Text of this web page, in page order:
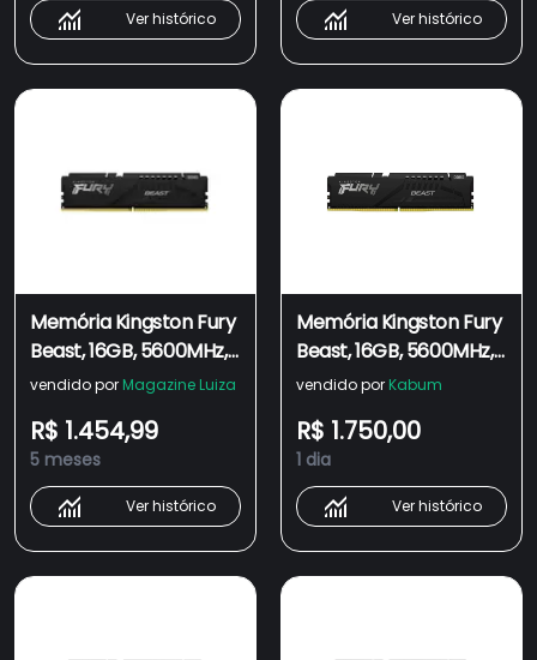
Ver histórico Ver histórico
Memória Kingston Fury
Beast, 16GB, 5600MHz,
DDR5, CL40, Preto -
vendido por Magazine Luiza
R$ 1.454,99
5 meses
Ver histórico
Memória Kingston Fury
Beast, 16GB, 5600MHz,
DDR5, CL40, Preto -
vendido por Kabum
R$ 1.750,00
1 dia
Ver histórico